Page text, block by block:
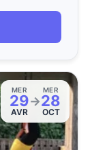
MER
29
AVR
→
MER
28
OCT